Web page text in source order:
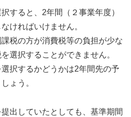
すると、2年間（２事業年度）
ければいけません。
税の方が消費税等の負担が少な
選択することができません。
択するかどうかは2年間先の予
ょう。
出していたとしても、基準期間